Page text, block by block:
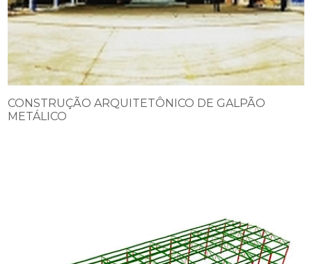
CONSTRUÇÃO ARQUITETÔNICO DE GALPÃO
METÁLICO